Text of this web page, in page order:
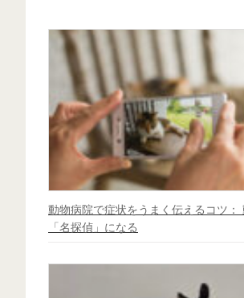
動物病院で症状をうまく伝えるコツ：
「名探偵」になる